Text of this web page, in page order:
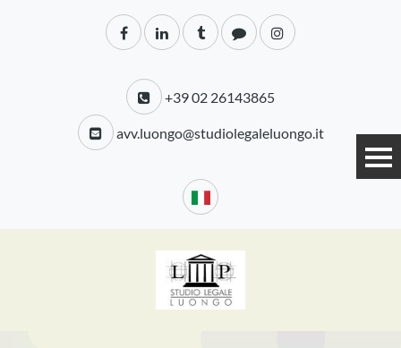
+39 02 26143865
avv.luongo@studiolegaleluongo.it